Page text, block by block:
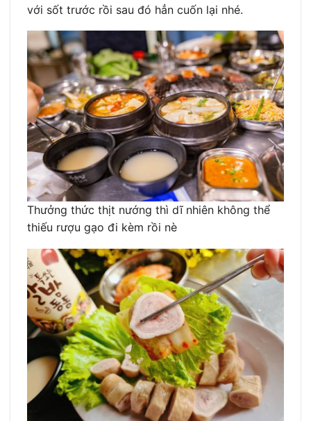
với sốt trước rồi sau đó hẳn cuốn lại nhé.
Thưởng thức thịt nướng thì dĩ nhiên không thể
thiếu rượu gạo đi kèm rồi nè